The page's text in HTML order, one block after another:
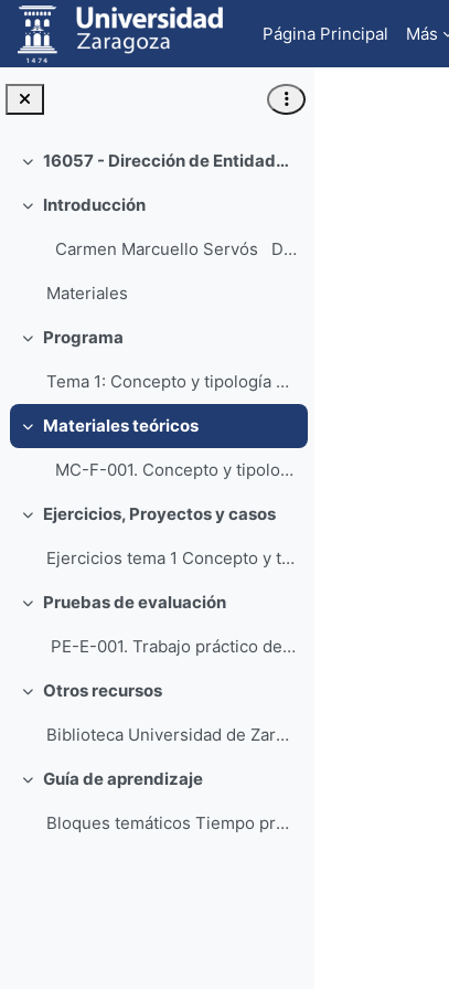
Salta al contenido principal
Página Principal
Más
Colapsar 16057 - Dirección de Entidades No Lucrativas, Sexto semestre
Colapsar
Introducción
Carmen Marcuello Servós Dpto E...
Materiales
Colapsar
Programa
Tema 1: Concepto y tipología de las Organizaciones...
Colapsar
Materiales teóricos
MC-F-001. Concepto y tipología de las Organiz...
Colapsar
Ejercicios, Proyectos y casos
Ejercicios tema 1 Concepto y tipología de las Or...
Colapsar
Pruebas de evaluación
PE-E-001. Trabajo práctico desarrollo de un pla...
Colapsar
Otros recursos
Biblioteca Universidad de Zaragoza Bases de dato...
Colapsar
Guía de aprendizaje
Bloques temáticos Tiempo previsto de aprend...